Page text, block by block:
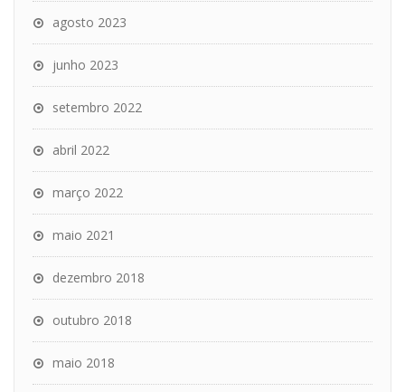
agosto 2023
junho 2023
setembro 2022
abril 2022
março 2022
maio 2021
dezembro 2018
outubro 2018
maio 2018